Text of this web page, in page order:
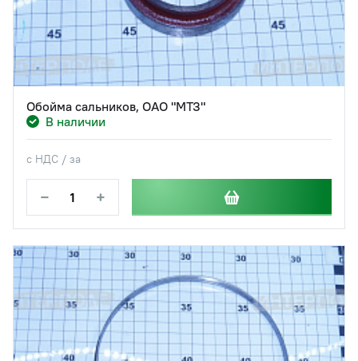
Обойма сальников, ОАО "МТЗ"
В наличии
с НДС / за
− +